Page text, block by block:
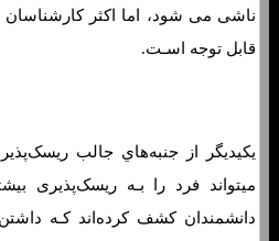
ناشی می شود، اما اکثر کارشناسان
قابل توجه اسـت.
یکیدیگر از جنبه‌هاي‌ جالب
میتواند فرد را بـه ریسک‌پذیری
دانشمندان کشف کرده‌اند کـه